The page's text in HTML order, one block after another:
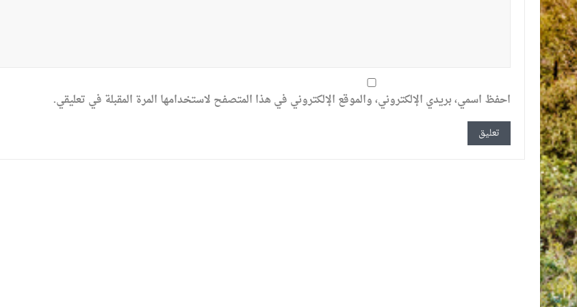
احفظ اسمي، بريدي الإلكتروني، والموقع الإلكتروني في هذا المتصفح لاستخدامها المرة المقبلة في تعليقي.